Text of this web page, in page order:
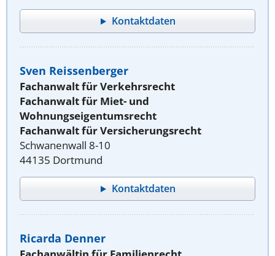
Kontaktdaten
Sven Reissenberger
Fachanwalt für Verkehrsrecht
Fachanwalt für Miet- und
Wohnungseigentumsrecht
Fachanwalt für Versicherungsrecht
Schwanenwall 8-10
44135 Dortmund
Kontaktdaten
Ricarda Denner